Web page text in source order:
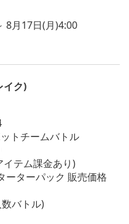
8月17日(月)4:00
イク)
トチームバトル
イテム課金あり)
ーパック 販売価格
バトル)